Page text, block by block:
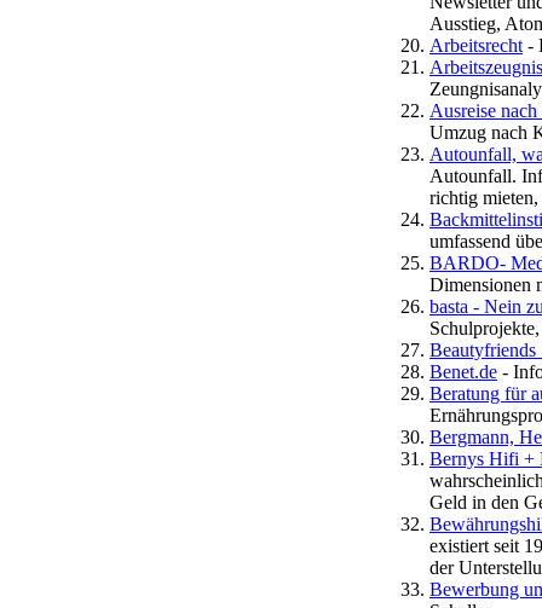
Ausstieg,
Arbeitsrecht -
Arbeitszeugnis
Ausreise
Umzug nach
Autounfall,
Autounfall.
richtig
umfassend
BARDO-
Dimensionen
basta - Nein
Benet.de -
Beratung für
Bergmann,
Bernys Hifi +
Geld in den
existiert seit
der
Bewerbung